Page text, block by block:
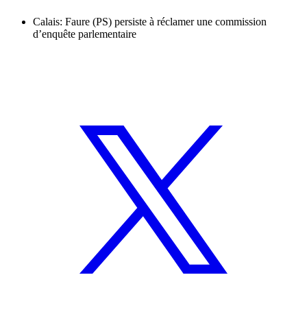
Calais: Faure (PS) persiste à réclamer une commission
d’enquête parlementaire